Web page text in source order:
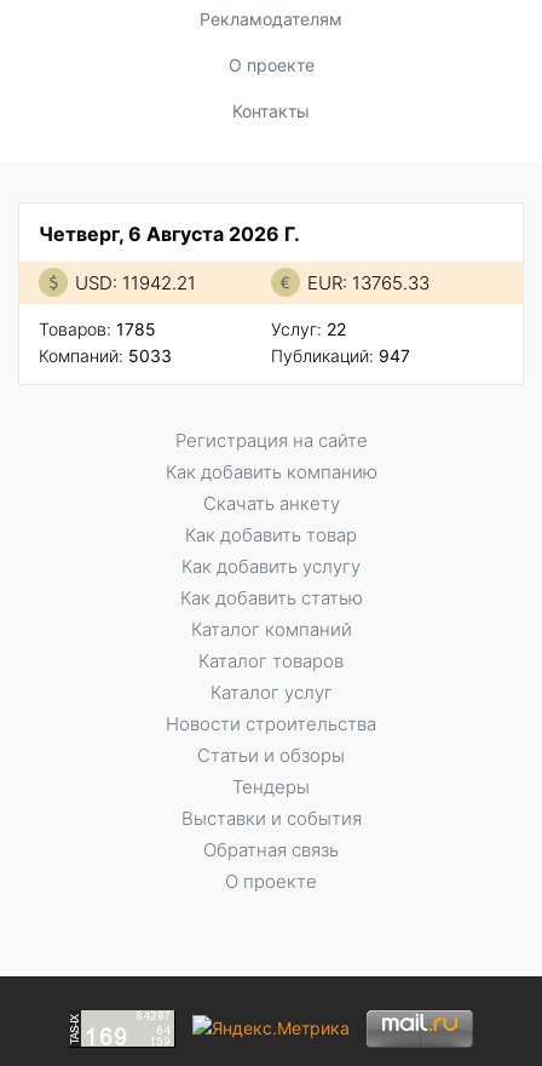
Рекламодателям
О проекте
Контакты
Четверг, 6 Августа 2026 Г.
USD: 11942.21 EUR: 13765.33
Товаров: 1785
Компаний: 5033
Услуг: 22
Публикаций: 947
Регистрация на сайте
Как добавить компанию
Скачать анкету
Как добавить товар
Как добавить услугу
Как добавить статью
Каталог компаний
Каталог товаров
Каталог услуг
Новости строительства
Статьи и обзоры
Тендеры
Выставки и события
Обратная связь
О проекте